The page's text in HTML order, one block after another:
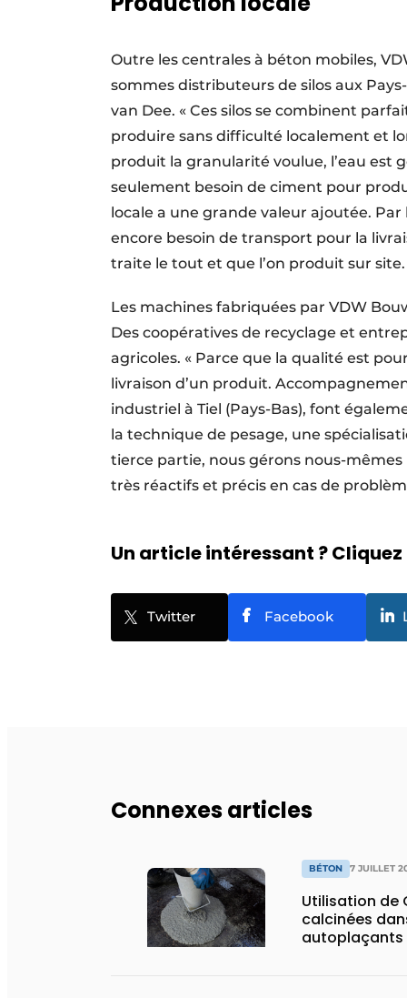
Outre les centrales à béton mobiles,
sommes distributeurs de silos aux
van Dee. « Ces silos se combinent
produire sans difficulté localement et
produit la granularité voulue, l’eau est
seulement besoin de ciment pour
locale a une grande valeur ajoutée.
encore besoin de transport pour la
traite le tout et que l’on produit sur site.
Les machines fabriquées par VDW
Des coopératives de recyclage et
agricoles. « Parce que la qualité est
livraison d’un produit.
industriel à Tiel (Pays-Bas), font
la technique de pesage, une
tierce partie, nous gérons nous-
très réactifs et précis en cas de
Un article intéressant ? Cliquez
Twitter Facebook
Connexes articles
BÉTON 7 JUILLET
Utilisation de
calcinées
autoplaçants